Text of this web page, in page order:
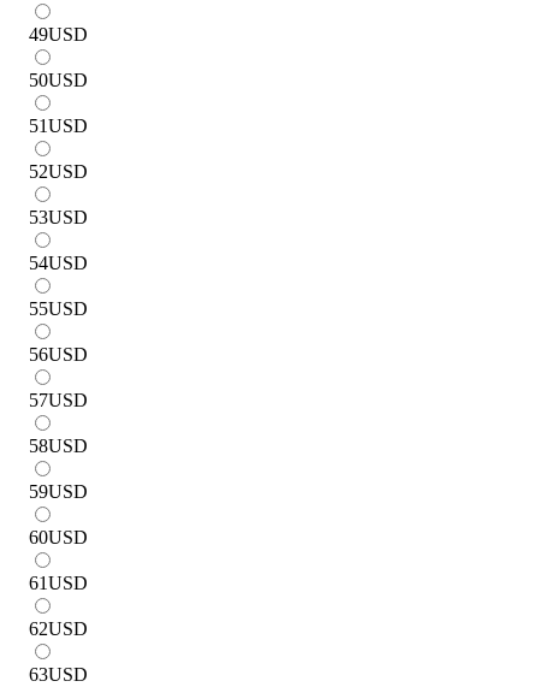
49USD
50USD
51USD
52USD
53USD
54USD
55USD
56USD
57USD
58USD
59USD
60USD
61USD
62USD
63USD